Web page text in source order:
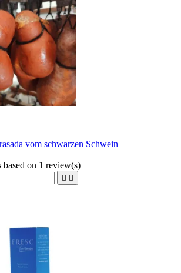
vom schwarzen Schwein
based on 1 review(s)
 